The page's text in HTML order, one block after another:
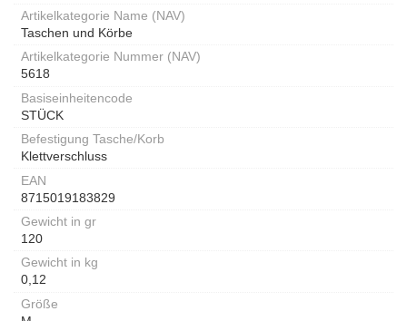
Artikelkategorie Name (NAV)
Taschen und Körbe
Artikelkategorie Nummer (NAV)
5618
Basiseinheitencode
STÜCK
Befestigung Tasche/Korb
Klettverschluss
EAN
8715019183829
Gewicht in gr
120
Gewicht in kg
0,12
Größe